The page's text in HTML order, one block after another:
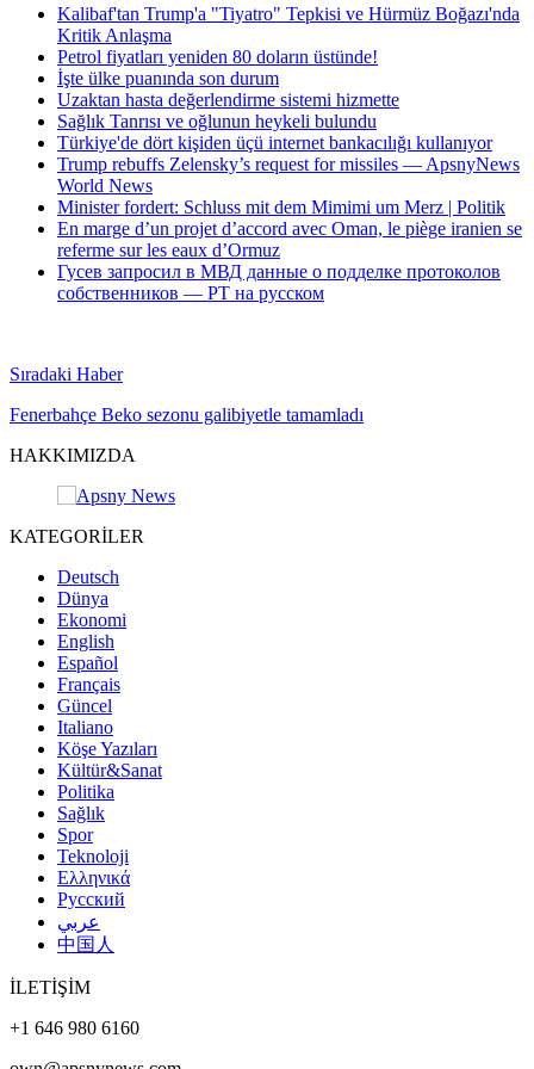
Kalibaf'tan Trump'a "Tiyatro" Tepkisi ve Hürmüz Boğazı'nda
Kritik Anlaşma
Petrol fiyatları yeniden 80 doların üstünde!
İşte ülke puanında son durum
Uzaktan hasta değerlendirme sistemi hizmette
Sağlık Tanrısı ve oğlunun heykeli bulundu
Türkiye'de dört kişiden üçü internet bankacılığı kullanıyor
Trump rebuffs Zelensky’s request for missiles — ApsnyNews
World News
Minister fordert: Schluss mit dem Mimimi um Merz | Politik
En marge d’un projet d’accord avec Oman, le piège iranien se
referme sur les eaux d’Ormuz
Гусев запросил в МВД данные о подделке протоколов
собственников — РТ на русском
Sıradaki Haber
Fenerbahçe Beko sezonu galibiyetle tamamladı
HAKKIMIZDA
KATEGORİLER
Deutsch
Dünya
Ekonomi
English
Español
Français
Güncel
Italiano
Köşe Yazıları
Kültür&Sanat
Politika
Sağlık
Spor
Teknoloji
Ελληνικά
Русский
عربي
中国人
İLETİŞİM
+1 646 980 6160